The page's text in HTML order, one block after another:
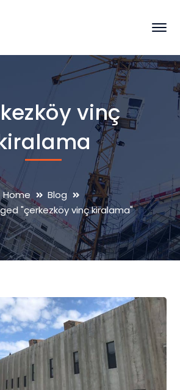
vinç
Home
Blog
"çerkezköy vinç kiralama"